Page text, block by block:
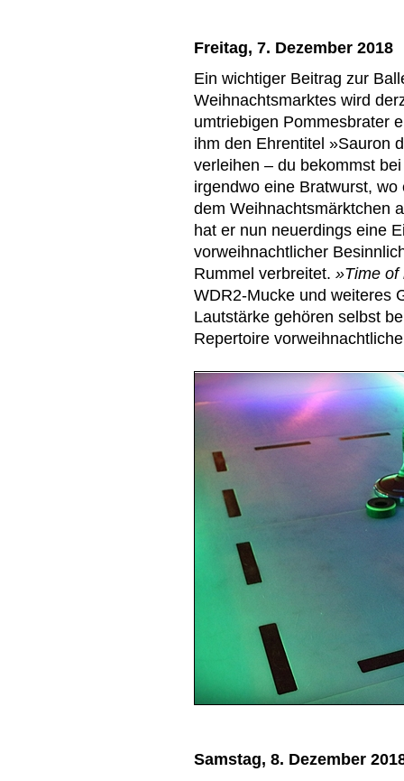
Freitag, 7. Dezember 2018
Ein wichtiger Beitrag zur
Weihnachtsmarktes wird
umtriebigen Pommesbrater
ihm den Ehrentitel »Sauron
verleihen – du bekommst
irgendwo eine Bratwurst,
dem Weihnachtsmärktchen
hat er nun neuerdings eine
vorweihnachtlicher
Rummel verbreitet. »Time of
WDR2-Mucke und weiteres
Lautstärke gehören selbst
Repertoire
Samstag, 8. Dezember